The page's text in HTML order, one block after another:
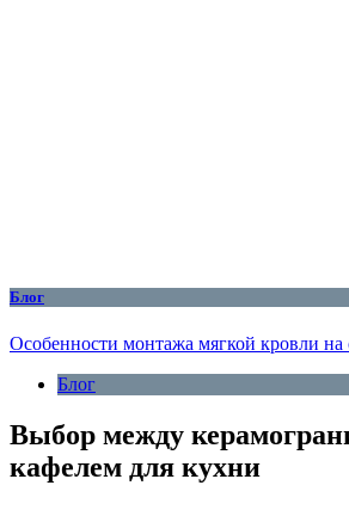
Блог
Особенности монтажа мягкой кровли
Блог
Выбор между
кафелем для кухни